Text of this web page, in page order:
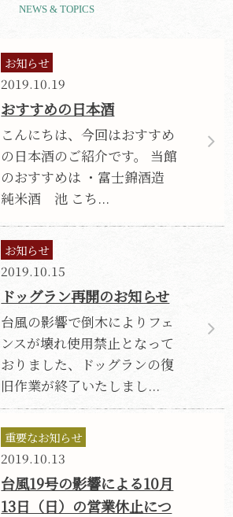
NEWS & TOPICS
お知らせ
2019.10.19
おすすめの日本酒
こんにちは、今回はおすすめ
の日本酒のご紹介です。 当館
のおすすめは ・富士錦酒造
純米酒 池 こち...
お知らせ
2019.10.15
ドッグラン再開のお知らせ
台風の影響で倒木によりフェ
ンスが壊れ使用禁止となって
おりました、ドッグランの復
旧作業が終了いたしまし...
重要なお知らせ
2019.10.13
台風19号の影響による10月
13日（日）の営業休止につ